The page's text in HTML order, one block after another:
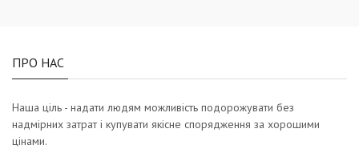
ПРО НАС
Наша ціль - надати людям можливість подорожувати без
надмірних затрат і купувати якісне спорядження за хорошими
цінами.